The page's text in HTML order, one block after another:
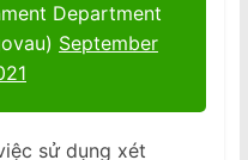
Department
September
sử dụng xét